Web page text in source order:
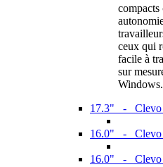
compacts
ceux qui
facile à
sur
Windows.
17.3" - Clevo
16.0" - Clevo
16.0" - Clevo